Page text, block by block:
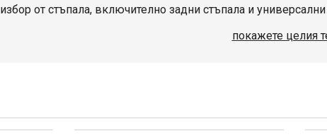
избор от стъпала, включително задни стъпала и
покажете целия